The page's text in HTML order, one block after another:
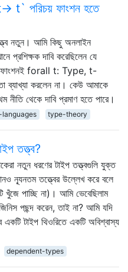
t` পরিচয় ফাংশন হতে
নতুন। আমি কিছু অনলাইন
প্রশিক্ষক দাবি করেছিলেন যে
ফাংশনই forall t: Type, t-
ব্যাখ্যা করলেন না। কেউ আমাকে
নীতি থেকে দাবি প্রমাণ হতে পারে।
languages type-theory
তত্ত্ব?
নতুন ধরণের টাইপ তত্ত্বগুলি যুক্ত
ন্যূনতম তত্ত্বের উল্লেখ করে বলে
খুঁজে পাচ্ছি না)। আমি ভেবেছিলাম
পছন্দ করেন, তাই না? আমি যদি
একটি টাইপ থিওরিতে একটি অবিশ্বাস্য
dependent-types